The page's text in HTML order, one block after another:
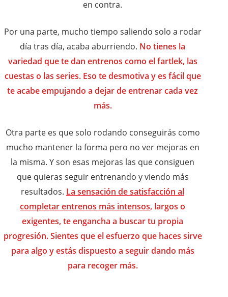
en contra.
Por una parte, mucho tiempo saliendo solo a rodar
día tras día, acaba aburriendo. No tienes la
variedad que te dan entrenos como el fartlek, las
cuestas o las series. Eso te desmotiva y es fácil que
te acabe empujando a dejar de entrenar cada vez
más.
Otra parte es que solo rodando conseguirás como
mucho mantener la forma pero no ver mejoras en
la misma. Y son esas mejoras las que consiguen
que quieras seguir entrenando y viendo más
resultados. La sensación de satisfacción al
completar entrenos más intensos, largos o
exigentes, te engancha a buscar tu propia
progresión. Sientes que el esfuerzo que haces sirve
para algo y estás dispuesto a seguir dando más
para recoger más.